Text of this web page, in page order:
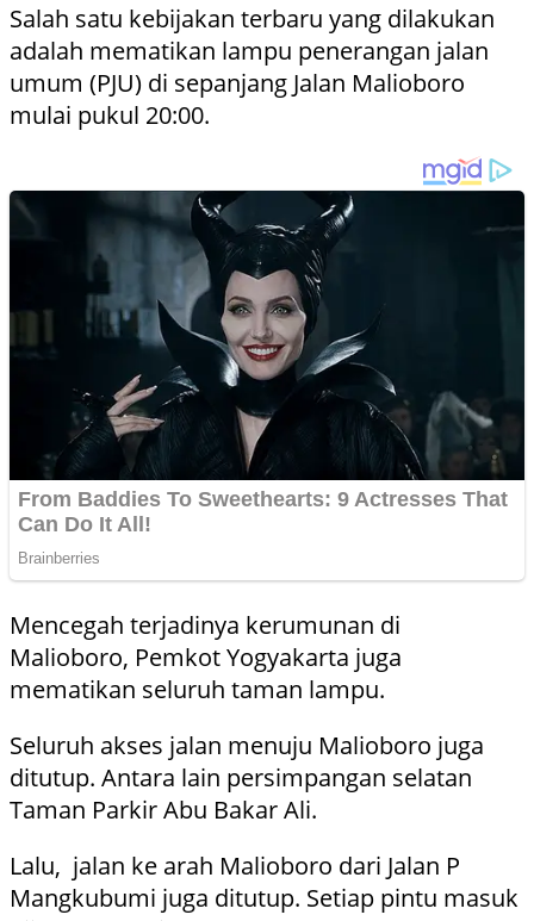
Salah satu kebijakan terbaru yang dilakukan
adalah mematikan lampu penerangan jalan
umum (PJU) di sepanjang Jalan Malioboro
mulai pukul 20:00.
Mencegah terjadinya kerumunan di
Malioboro, Pemkot Yogyakarta juga
mematikan seluruh taman lampu.
Seluruh akses jalan menuju Malioboro juga
ditutup. Antara lain persimpangan selatan
Taman Parkir Abu Bakar Ali.
Lalu, jalan ke arah Malioboro dari Jalan P
Mangkubumi juga ditutup. Setiap pintu masuk